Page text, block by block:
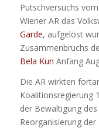
Putschversuchs
Wiener AR das
Garde, aufgelöst
Zusammenbruchs
Bela Kun Anfang
Die AR wirkten
Koalitionsregierung
der Bewältigung
Reorganisierung